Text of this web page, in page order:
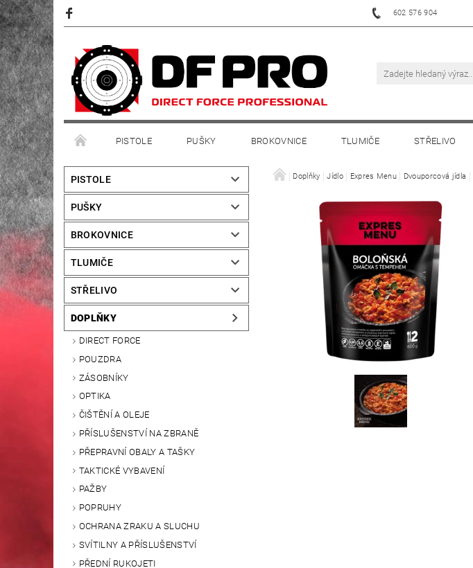
602 576 904
PISTOLE PUŠKY BROKOVNICE TLUMIČE STŘELIVO
PISTOLE
PUŠKY
BROKOVNICE
TLUMIČE
STŘELIVO
DOPLŇKY
DIRECT FORCE
POUZDRA
ZÁSOBNÍKY
OPTIKA
ČIŠTĚNÍ A OLEJE
PŘÍSLUŠENSTVÍ NA ZBRANĚ
PŘEPRAVNÍ OBALY A TAŠKY
TAKTICKÉ VYBAVENÍ
PAŽBY
POPRUHY
OCHRANA ZRAKU A SLUCHU
SVÍTILNY A PŘÍSLUŠENSTVÍ
PŘEDNÍ RUKOJETI
Doplňky Jídlo Expres Menu Dvouporcová jídla